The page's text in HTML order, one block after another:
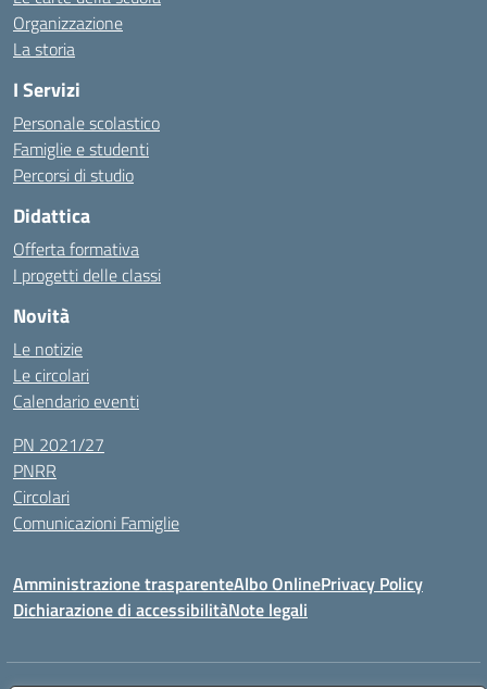
Organizzazione
La storia
I Servizi
Personale scolastico
Famiglie e studenti
Percorsi di studio
Didattica
Offerta formativa
I progetti delle classi
Novità
Le notizie
Le circolari
Calendario eventi
PN 2021/27
PNRR
Circolari
Comunicazioni Famiglie
Amministrazione trasparenteAlbo OnlinePrivacy Policy
Dichiarazione di accessibilitàNote legali